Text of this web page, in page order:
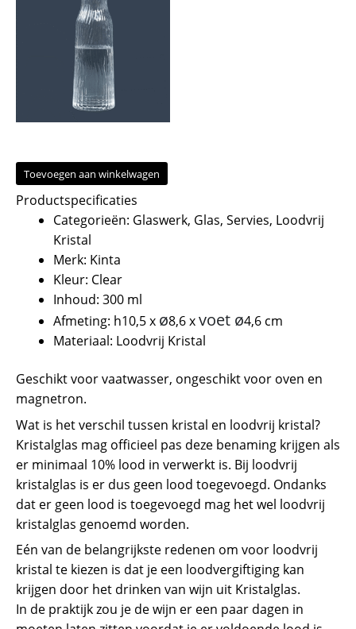
Toevoegen aan winkelwagen
Productspecificaties
Categorieën: Glaswerk, Glas, Servies, Loodvrij
Kristal
Merk: Kinta
Kleur: Clear
Inhoud: 300 ml
Afmeting: h10,5 x ø8,6 xvoet ø4,6 cm
Materiaal: Loodvrij Kristal
Geschikt voor vaatwasser, ongeschikt voor oven en
magnetron.
Wat is het verschil tussen kristal en loodvrij kristal?
Kristalglas mag officieel pas deze benaming krijgen als
er minimaal 10% lood in verwerkt is. Bij loodvrij
kristalglas is er dus geen lood toegevoegd. Ondanks
dat er geen lood is toegevoegd mag het wel loodvrij
kristalglas genoemd worden.
Eén van de belangrijkste redenen om voor loodvrij
kristal te kiezen is dat je een loodvergiftiging kan
krijgen door het drinken van wijn uit Kristalglas.
In de praktijk zou je de wijn er een paar dagen in